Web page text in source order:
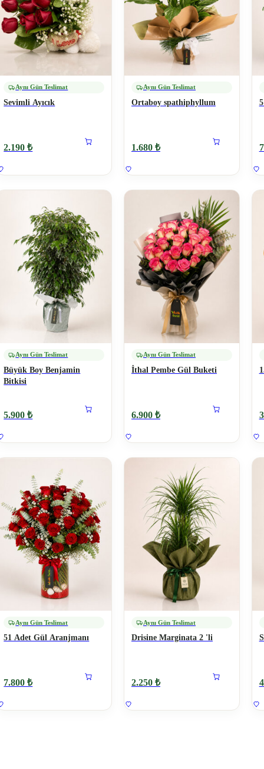
Aynı Gün Teslimat
Sevimli Ayıcık
2.190 ₺
Aynı Gün Teslimat
Ortaboy spathiphyllum
1.680 ₺
Aynı Gün Teslimat
Büyük Boy Benjamin
Bitkisi
5.900 ₺
Aynı Gün Teslimat
İthal Pembe Gül Buketi
6.900 ₺
Aynı Gün Teslimat
51 Adet Gül Aranjmanı
7.800 ₺
Aynı Gün Teslimat
Drisine Marginata 2 'li
2.250 ₺